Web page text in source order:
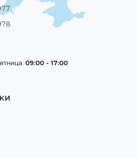
09:00 - 17:00